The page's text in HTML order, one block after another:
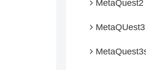
MetaQuest2
MetaQUest3